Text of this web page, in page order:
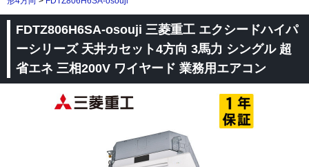
FDTZ806H6SA-osouji 三菱重工 エクシードハイパ
ーシリーズ 天井カセット4方向 3馬力 シングル 超
省エネ 三相200V ワイヤード 業務用エアコン